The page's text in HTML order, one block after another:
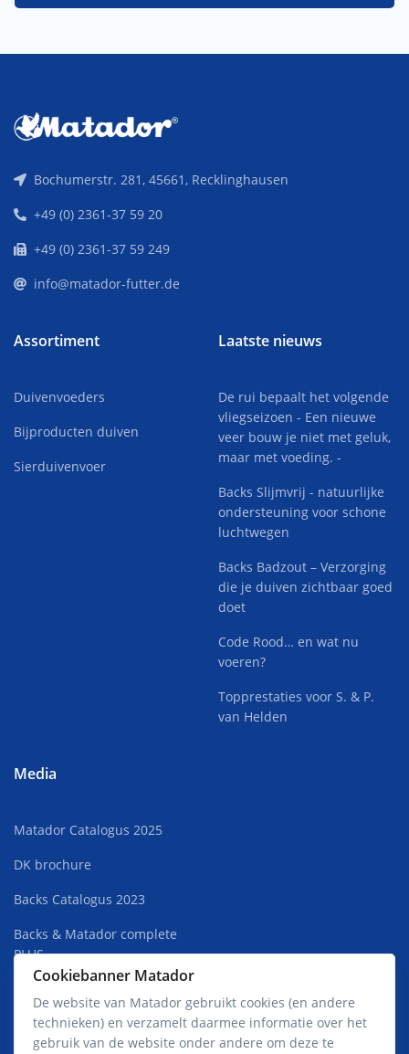
Bochumerstr. 281, 45661, Recklinghausen
+49 (0) 2361-37 59 20
+49 (0) 2361-37 59 249
info@matador-futter.de
Assortiment
Duivenvoeders
Bijproducten duiven
Sierduivenvoer
Laatste nieuws
De rui bepaalt het volgende
vliegseizoen - Een nieuwe
veer bouw je niet met geluk,
maar met voeding. -
Backs Slijmvrij - natuurlijke
ondersteuning voor schone
luchtwegen
Backs Badzout – Verzorging
die je duiven zichtbaar goed
doet
Code Rood… en wat nu
voeren?
Topprestaties voor S. & P.
van Helden
Media
Matador Catalogus 2025
DK brochure
Backs Catalogus 2023
Backs & Matador complete
PLUS
Matador Premium Jong HOT
Cookiebanner Matador
De website van Matador gebruikt cookies (en andere
technieken) en verzamelt daarmee informatie over het
gebruik van de website onder andere om deze te